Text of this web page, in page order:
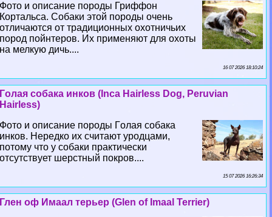
Фото и описание породы Гриффон
Кортальса. Собаки этой породы очень
отличаются от традиционных охотничьих
пород пойнтеров. Их применяют для охоты
на мелкую дичь....
16 07 2026 18:10:24
Гoлая собака инков (Inca Hairless Dog, Peruvian
Hairless)
Фото и описание породы Гoлая собака
инков. Нередко их считают уpoдцами,
потому что у собаки пpaктически
отсутствует шерстный покров....
15 07 2026 16:26:34
Глен оф Имаал терьер (Glen of Imaal Terrier)